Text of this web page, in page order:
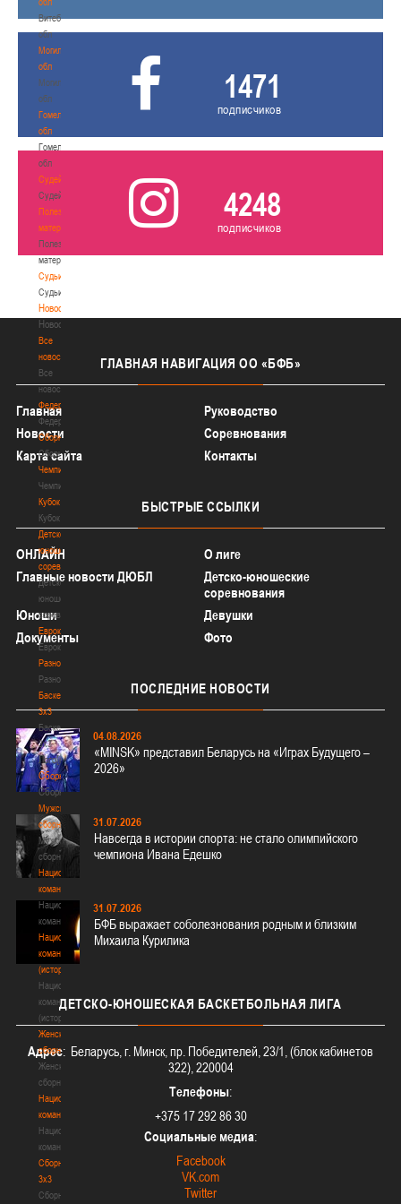
Витебская
обл
Могилевская
обл
Могилевская
обл
Гомельская
обл
Гомельская
обл
Судейство
Судейство
Полезные
материалы
Полезные
материалы
Судьи
Судьи
Новости
Новости
Все
новости
Все
новости
Федерация
Федерация
Сборные
Сборные
Чемпионат
Чемпионат
Кубок
Кубок
Детско-
юношеские
соревнования
Детско-
юношеские
соревнования
Еврокубки
Еврокубки
Разное
Разное
Баскетбол
3х3
Баскетбол
3х3
Лого[modid=121]
Сборные
Сборные
Мужские
сборные
Мужские
сборные
Национальная
команда
Национальная
команда
Национальная
команда
(история)
Национальная
команда
(история)
Женские
сборные
Женские
сборные
Национальная
команда
Национальная
команда
Сборные
3х3
Сборные
1471
подписчиков
4248
подписчиков
ГЛАВНАЯ НАВИГАЦИЯ ОО «БФБ»
Главная
Руководство
Новости
Соревнования
Карта сайта
Контакты
БЫСТРЫЕ ССЫЛКИ
ОНЛАЙН
О лиге
Главные новости ДЮБЛ
Детско-юношеские
соревнования
Юноши
Девушки
Документы
Фото
ПОСЛЕДНИЕ НОВОСТИ
04.08.2026
«MINSK» представил Беларусь на «Играх Будущего –
2026»
31.07.2026
Навсегда в истории спорта: не стало олимпийского
чемпиона Ивана Едешко
31.07.2026
БФБ выражает соболезнования родным и близким
Михаила Курилика
ДЕТСКО-ЮНОШЕСКАЯ БАСКЕТБОЛЬНАЯ ЛИГА
Адрес: Беларусь, г. Минск, пр. Победителей, 23/1, (блок кабинетов
322), 220004
Телефоны:
+375 17 292 86 30
Социальные медиа:
Facebook
VK.com
Twitter